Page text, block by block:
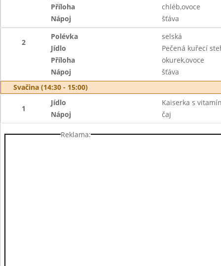
Příloha
chléb,ovoce
Nápoj
šťáva
2
Polévka
selská
Jídlo
Pečená kuřecí
Příloha
okurek,ovoce
Nápoj
šťáva
Svačina (14:30 - 15:00)
1
Jídlo
Kaiserka s
Nápoj
čaj
Reklama: